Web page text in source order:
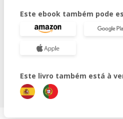
Este ebook também pode
Este livro também está à